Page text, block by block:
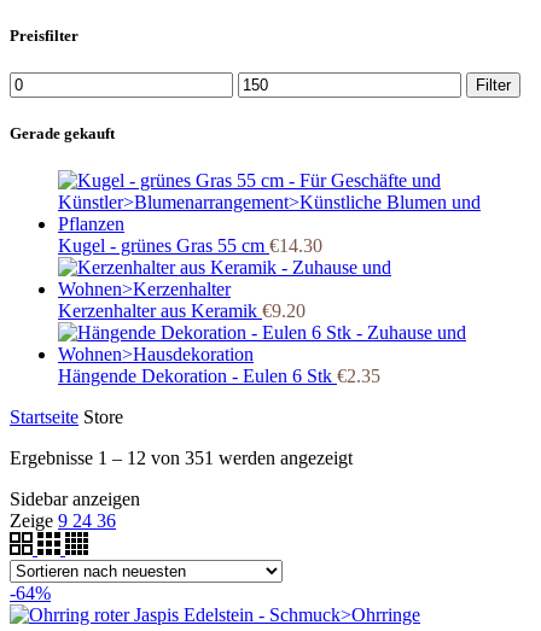
Preisfilter
Min.
Preis
Max.
Preis
Filter
Gerade gekauft
Kugel - grünes Gras 55 cm €14.30
Kerzenhalter aus Keramik €9.20
Hängende Dekoration - Eulen 6 Stk €2.35
Startseite Store
Ergebnisse 1 – 12 von 351 werden angezeigt
Sidebar anzeigen
Zeige 9 24 36
-64%